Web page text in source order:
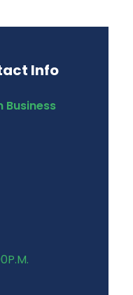
Info
Business